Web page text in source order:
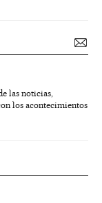
las noticias,
los acontecimientos